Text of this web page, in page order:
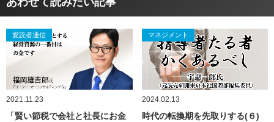
愛読者通信
2021.11.23
「賢い節税で会社と社長にお金
マネジメント
2024.02.13
時代の転換期を先取りする(６)